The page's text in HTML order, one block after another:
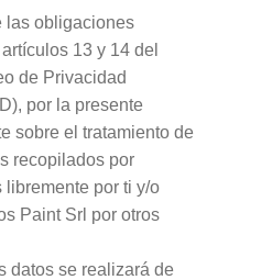
las obligaciones
13 y 14 del
de Privacidad
por la presente
sobre el tratamiento de
recopilados por
libremente por ti y/o
Paint Srl por otros
datos se realizará de